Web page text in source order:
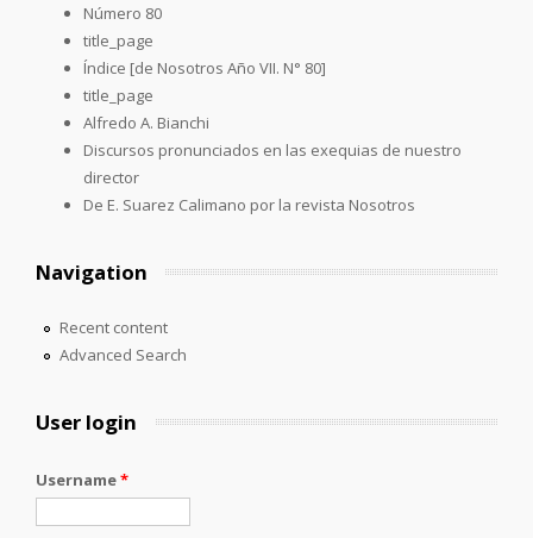
Número 80
title_page
Índice [de Nosotros Año VII. N° 80]
title_page
Alfredo A. Bianchi
Discursos pronunciados en las exequias de nuestro
director
De E. Suarez Calimano por la revista Nosotros
Navigation
Recent content
Advanced Search
User login
Username*